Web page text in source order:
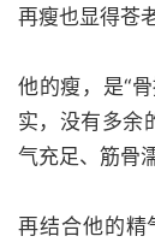
再瘦也显得苍
他的瘦，是“
实，没有多余
气充足、筋骨
再结合他的精